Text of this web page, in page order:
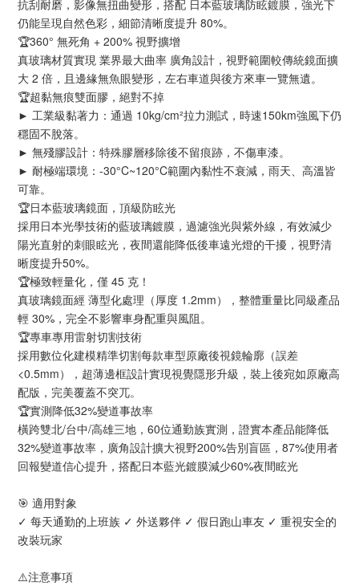
抗刮耐磨，影像無扭曲變形，搭配 日本藍玻璃防眩鍍膜，強光下
仍能呈現自然色彩，細節清晰度提升 80%。
🏆360° 無死角 + 200% 視野擴增
真玻璃材質實現 業界最大曲率 廣角設計，視野範圍較傳統鏡面擴
大 2 倍，且邊緣無魚眼變形，左右車道與後方來車一覽無遺。
🏆超黏無痕雙面膠，絕對不掉
► 工業級黏著力：通過 10kg/cm²拉力測試，時速150km強風下仍
穩固不脫落。
► 無殘膠設計：特殊膠層移除後不留痕跡，不傷車漆。
► 耐極端環境：-30°C~120°C範圍內黏性不衰減，雨天、高溫皆
可靠。
🏆日本藍玻璃鏡面，頂級防眩光
採用日本光學技術的藍玻璃鍍膜，過濾強光與紫外線，有效減少
陽光直射的刺眼眩光，夜間還能降低後車遠光燈的干擾，視野清
晰度提升50%。
🏆極致輕量化，僅 45 克！
真玻璃鏡面經 薄型化處理（厚度 1.2mm），整體重量比同級產品
輕 30%，完全不影響車身配重與風阻。
🏆專車專用雷射切割技術
採用數位化建模精準切割每款車型原廠後視鏡輪廓（誤差
<0.5mm），超薄邊框設計實現視覺隱形升級，裝上後宛如原廠高
配版，完美覆蓋不突兀。
🏆實測降低32%變道事故率
橫跨雙北/台中/高雄三地，60位通勤族實測，證實本產品能降低
32%變道事故率，廣角設計擴大視野200%告別盲區，87%使用者
回報變道信心提升，搭配日本藍光鍍膜減少60%夜間眩光
🎯 適用對象
✓ 每天通勤的上班族 ✓ 外送夥伴 ✓ 假日跑山車友 ✓ 重視安全的
改裝玩家
⚠️注意事項